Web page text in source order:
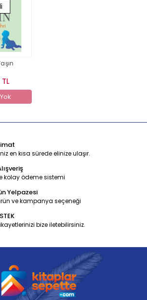
en kısa sürede elinize ulaşır.
kolay ödeme sistemi
Yelpazesi
ve kampanya seçeneği
bize iletebilirsiniz.